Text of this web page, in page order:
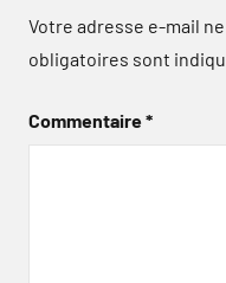
Votre adresse e-mail
obligatoires sont
Commentaire*